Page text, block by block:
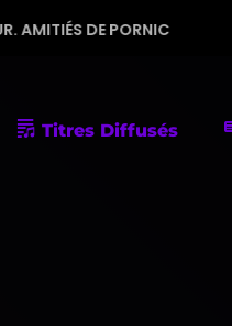
ÉLISE
Titres Diffusés